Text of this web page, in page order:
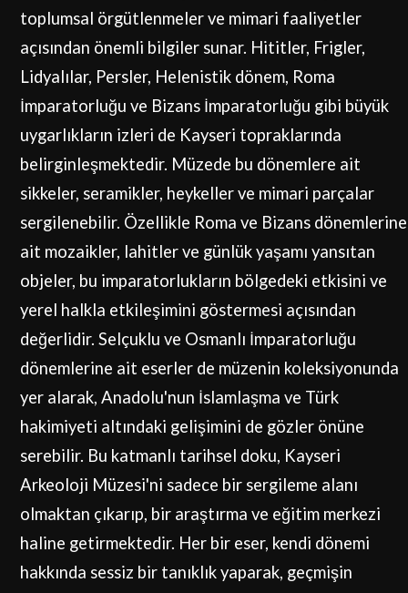
toplumsal örgütlenmeler ve mimari faaliyetler
açısından önemli bilgiler sunar. Hititler, Frigler,
Lidyalılar, Persler, Helenistik dönem, Roma
İmparatorluğu ve Bizans İmparatorluğu gibi büyük
uygarlıkların izleri de Kayseri topraklarında
belirginleşmektedir. Müzede bu dönemlere ait
sikkeler, seramikler, heykeller ve mimari parçalar
sergilenebilir. Özellikle Roma ve Bizans dönemlerine
ait mozaikler, lahitler ve günlük yaşamı yansıtan
objeler, bu imparatorlukların bölgedeki etkisini ve
yerel halkla etkileşimini göstermesi açısından
değerlidir. Selçuklu ve Osmanlı İmparatorluğu
dönemlerine ait eserler de müzenin koleksiyonunda
yer alarak, Anadolu'nun İslamlaşma ve Türk
hakimiyeti altındaki gelişimini de gözler önüne
serebilir. Bu katmanlı tarihsel doku, Kayseri
Arkeoloji Müzesi'ni sadece bir sergileme alanı
olmaktan çıkarıp, bir araştırma ve eğitim merkezi
haline getirmektedir. Her bir eser, kendi dönemi
hakkında sessiz bir tanıklık yaparak, geçmişin